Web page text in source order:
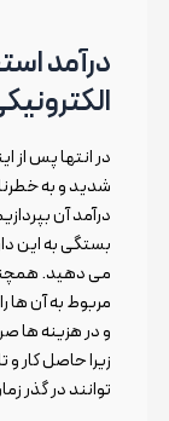
درآمد
در انتها پس از
شدید و به
درآمد آن
بستگی به این
می دهید.
مربوط به آن ها
و در هزینه ها
زیرا حاصل کار
توانند در گذر